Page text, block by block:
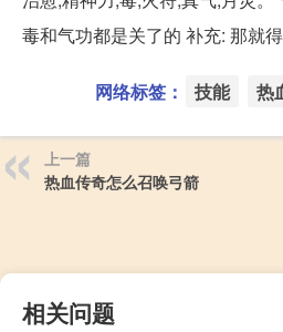
毒和气功都是关了的 补充: 那就得
网络标签： 技能 热
上一篇
热血传奇怎么召唤弓箭
相关问题